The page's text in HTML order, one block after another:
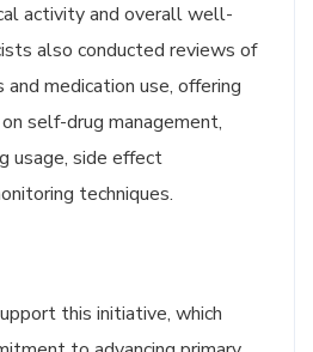
activity and overall well-
also conducted reviews of
and medication use, offering
self-drug management,
usage, side effect
techniques.
this initiative, which